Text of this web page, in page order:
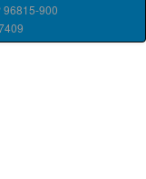
96815-900